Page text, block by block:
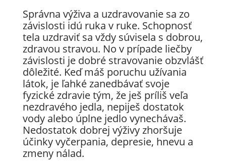
Správna výživa a uzdravovanie sa zo
závislosti idú ruka v ruke. Schopnosť
tela uzdraviť sa vždy súvisela s dobrou,
zdravou stravou. No v prípade liečby
závislosti je dobré stravovanie obzvlášť
dôležité. Keď máš poruchu užívania
látok, je ľahké zanedbávať svoje
fyzické zdravie tým, že ješ príliš veľa
nezdravého jedla, nepiješ dostatok
vody alebo úplne jedlo vynechávaš.
Nedostatok dobrej výživy zhoršuje
účinky vyčerpania, depresie, hnevu a
zmeny nálad.